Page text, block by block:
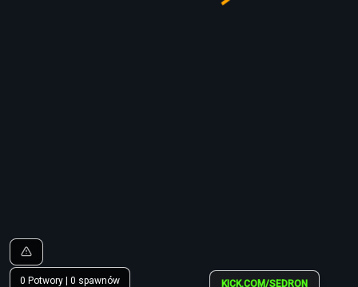
0 Potwory 0 spawnów KICK.COM/SEDRON